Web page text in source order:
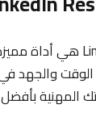
الوقت والجهد
المهنية